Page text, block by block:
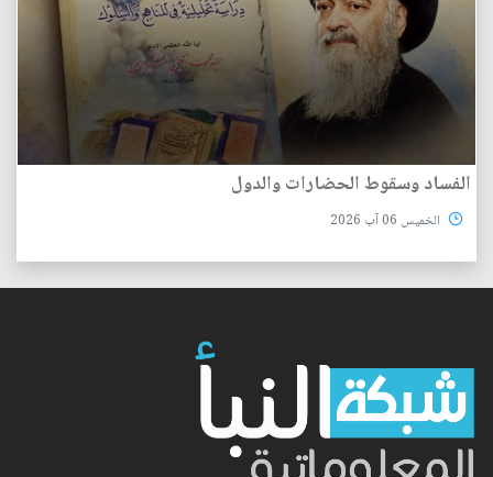
الفساد وسقوط الحضارات والدول
الخميس 06 آب 2026